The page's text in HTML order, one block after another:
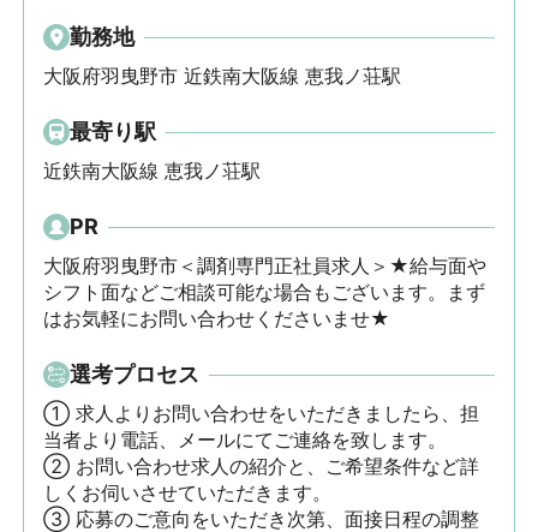
勤務地
大阪府羽曳野市 近鉄南大阪線 恵我ノ荘駅
最寄り駅
近鉄南大阪線 恵我ノ荘駅
PR
大阪府羽曳野市＜調剤専門正社員求人＞★給与面や
シフト面などご相談可能な場合もございます。まず
はお気軽にお問い合わせくださいませ★
選考プロセス
① 求人よりお問い合わせをいただきましたら、担
当者より電話、メールにてご連絡を致します。
② お問い合わせ求人の紹介と、ご希望条件など詳
しくお伺いさせていただきます。
③ 応募のご意向をいただき次第、面接日程の調整